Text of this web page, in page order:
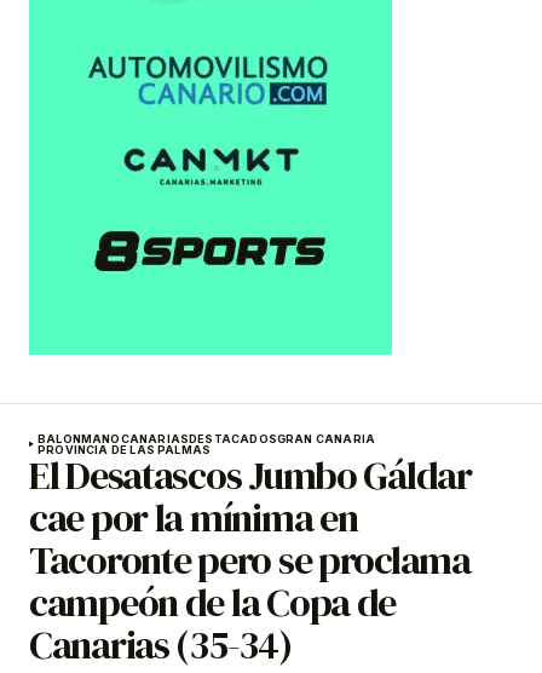
BALONMANOCANARIASDESTACADOSGRAN CANARIA
PROVINCIA DE LAS PALMAS
El Desatascos Jumbo Gáldar
cae por la mínima en
Tacoronte pero se proclama
campeón de la Copa de
Canarias (35-34)